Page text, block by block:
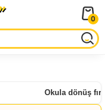
0
Okula dönüş